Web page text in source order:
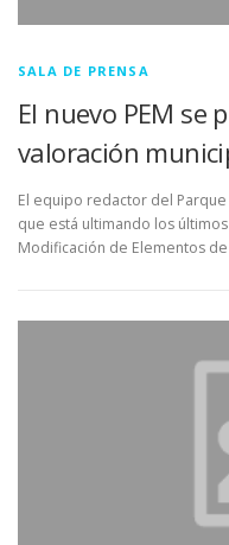
SALA DE PRENSA
El nuevo PEM se
valoración
El equipo redactor del
que está ultimando los
Modificación de Elementos